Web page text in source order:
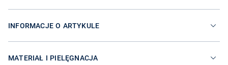
INFORMACJE O ARTYKULE
MATERIAŁ I PIELĘGNACJA